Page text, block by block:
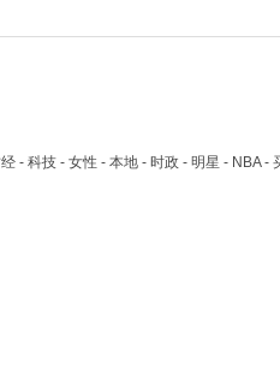
- 科技 - 女性 - 本地 - 时政 - 明星 - NBA